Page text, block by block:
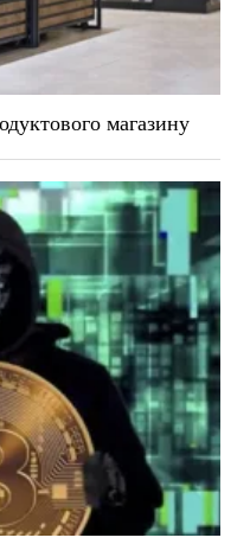
магазину